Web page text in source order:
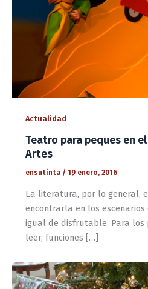
Actualidad
Teatro para peques en
Artes
ensutinta / 19 enero, 2016
La literatura, por lo general,
encontrarla en los
igual de disfrutable. Para los
leer, funciones […]